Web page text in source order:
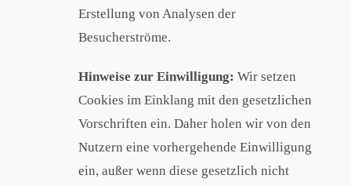
Erstellung von Analysen der
Besucherströme.
Hinweise zur Einwilligung: Wir setzen
Cookies im Einklang mit den gesetzlichen
Vorschriften ein. Daher holen wir von den
Nutzern eine vorhergehende Einwilligung
ein, außer wenn diese gesetzlich nicht